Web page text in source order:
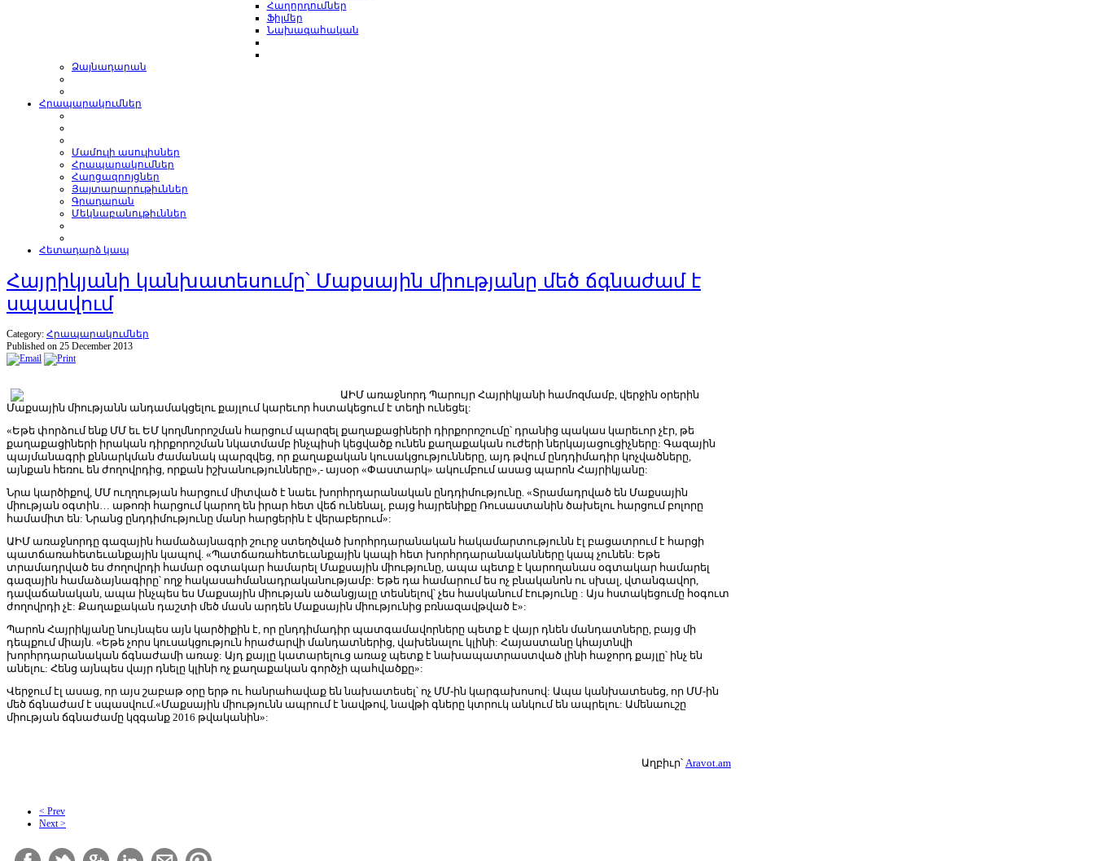
Հաղորդումներ
Ֆիլմեր
Նախագահական
Ձայնադարան
Հրապարակումներ
Մամուլի ասուլիսներ
Հրապարակումներ
Հարցազրոյցներ
Յայտարարութիւններ
Գրադարան
Մեկնաբանութիւններ
Հետադարձ կապ
Հայրիկյանի կանխատեսումը՝ Մաքսային միությանը մեծ ճգնաժամ է
սպասվում
Category: Հրապարակումներ
Published on 25 December 2013
ԱԻՄ առաջնորդ Պարույր Հայրիկյանի համոզմամբ, վերջին օրերին
Մաքսային միությանն անդամակցելու քայլում կարեւոր հստակեցում է տեղի ունեցել:
«Եթե փորձում ենք ՄՄ եւ ԵՄ կողմնորոշման հարցում պարզել քաղաքացիների դիրքորոշումը՝ դրանից պակաս կարեւոր չէր, թե
քաղաքացիների իրական դիրքորոշման նկատմամբ ինչպիսի կեցվածք ունեն քաղաքական ուժերի ներկայացուցիչները: Գազային
պայմանագրի քննարկման ժամանակ պարզվեց, որ քաղաքական կուսակցությունները, այդ թվում ընդդիմադիր կոչվածները,
այնքան հեռու են ժողովրդից, որքան իշխանությունները»,- այսօր «Փաստարկ» ակումբում ասաց պարոն Հայրիկյանը:
Նրա կարծիքով, ՄՄ ուղղության հարցում միտված է նաեւ խորհրդարանական ընդդիմությունը. «Տրամադրված են Մաքսային
միության օգտին… աթոռի հարցում կարող են իրար հետ վեճ ունենալ, բայց հայրենիքը Ռուսաստանին ծախելու հարցում բոլորը
համամիտ են: Նրանց ընդդիմությունը մանր հարցերին է վերաբերում»:
ԱԻՄ առաջնորդը գազային համաձայնագրի շուրջ ստեղծված խորհրդարանական հակամարտությունն էլ բացատրում է հարցի
պատճառահետեւանքային կապով. «Պատճառահետեւանքային կապի հետ խորհրդարանականները կապ չունեն: Եթե
տրամադրված ես ժողովրդի համար օգտակար համարել Մաքսային միությունը, ապա պետք է կարողանաս օգտակար համարել
գազային համաձայնագիրը՝ ողջ հակասահմանադրականությամբ: Եթե դա համարում ես ոչ բնականոն ու սխալ, վտանգավոր,
դավաճանական, ապա ինչպես ես Մաքսային միության ածանցյալը տեսնելով՝ չես հասկանում էությունը : Այս հստակեցումը հօգուտ
ժողովրդի չէ: Քաղաքական դաշտի մեծ մասն արդեն Մաքսային միությունից բռնազավթված է»:
Պարոն Հայրիկյանը նույնպես այն կարծիքին է, որ ընդդիմադիր պատգամավորները պետք է վայր դնեն մանդատները, բայց մի
դեպքում միայն. «Եթե չորս կուսակցություն հրաժարվի մանդատներից, վախենալու կլինի: Հայաստանը կհայտնվի
խորհրդարանական ճգնաժամի առաջ: Այդ քայլը կատարելուց առաջ պետք է նախապատրաստված լինի հաջորդ քայլը՝ ինչ են
անելու: Հենց այնպես վայր դնելը կլինի ոչ քաղաքական գործչի պահվածքը»:
Վերջում էլ ասաց, որ այս շաբաթ օրը երթ ու հանրահավաք են նախատեսել՝ ոչ ՄՄ-ին կարգախոսով: Ապա կանխատեսեց, որ ՄՄ-ին
մեծ ճգնաժամ է սպասվում.«Մաքսային միությունն ապրում է նավթով, նավթի գները կտրուկ անկում են ապրելու: Ամենաուշը
միության ճգնաժամը կզգանք 2016 թվականին»:
Աղբիւր՝ Aravot.am
< Prev
Next >